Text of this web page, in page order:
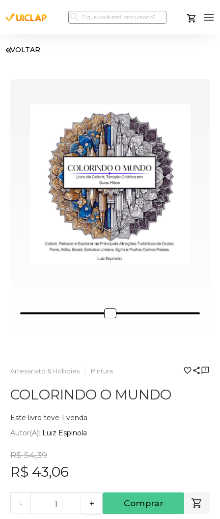
VOLTAR
Artesanato & Hobbies Pintura
COLORINDO O MUNDO
Este livro teve 1 venda
Autor(a): Luiz Espinola
R$ 54,39
R$ 43,06
- + Comprar